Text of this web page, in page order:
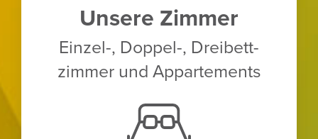
Unsere Zimmer
Einzel-, Doppel-, Drei­bett­
zimmer und Appar­te­ments